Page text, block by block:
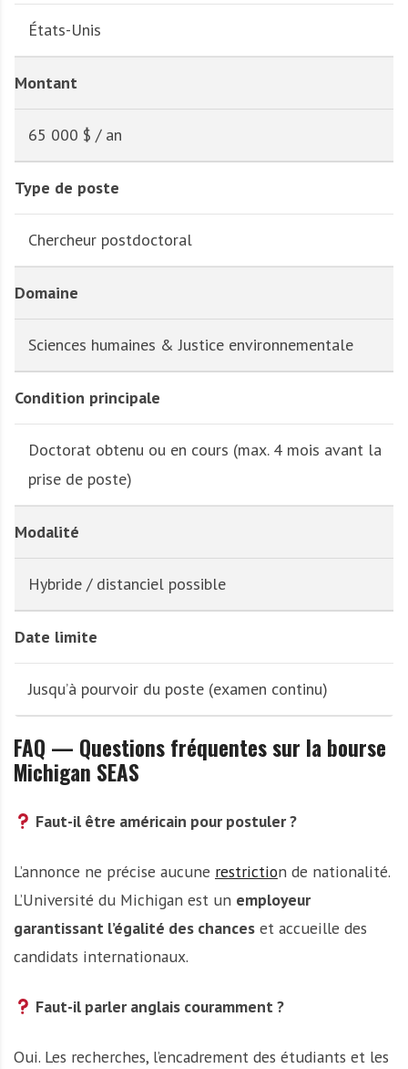
États-Unis
Montant
65 000 $ / an
Type de poste
Chercheur postdoctoral
Domaine
Sciences humaines & Justice environnementale
Condition principale
Doctorat obtenu ou en cours (max. 4 mois avant la
prise de poste)
Modalité
Hybride / distanciel possible
Date limite
Jusqu’à pourvoir du poste (examen continu)
FAQ — Questions fréquentes sur la bourse
Michigan SEAS
Faut-il être américain pour postuler ?
L’annonce ne précise aucune restriction de nationalité.
L’Université du Michigan est un employeur
garantissant l’égalité des chances et accueille des
candidats internationaux.
Faut-il parler anglais couramment ?
Oui. Les recherches, l’encadrement des étudiants et les